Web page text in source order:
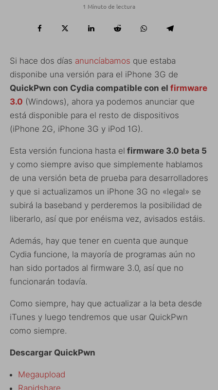
1 Minuto de lectura
Si hace dos días anuncíabamos que estaba
disponibe una versión para el iPhone 3G de
QuickPwn con Cydia compatible con el firmware
3.0 (Windows), ahora ya podemos anunciar que
está disponible para el resto de dispositivos
(iPhone 2G, iPhone 3G y iPod 1G).
Esta versión funciona hasta el firmware 3.0 beta 5
y como siempre aviso que simplemente hablamos
de una versión beta de prueba para desarrolladores
y que si actualizamos un iPhone 3G no «legal» se
subirá la baseband y perderemos la posibilidad de
liberarlo, así que por enéisma vez, avisados estáis.
Además, hay que tener en cuenta que aunque
Cydia funcione, la mayoría de programas aún no
han sido portados al firmware 3.0, así que no
funcionarán todavía.
Como siempre, hay que actualizar a la beta desde
iTunes y luego tendremos que usar QuickPwn
como siempre.
Descargar QuickPwn
Megaupload
Rapidshare